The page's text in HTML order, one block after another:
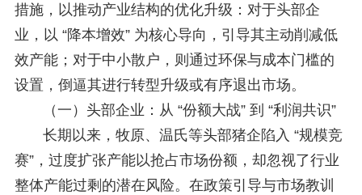
措施，以推动产业结构的优化升级：对于头部企
业，以 “降本增效” 为核心导向，引导其主动削减低
效产能；对于中小散户，则通过环保与成本门槛的
设置，倒逼其进行转型升级或有序退出市场。
（一）头部企业：从 “份额大战” 到 “利润共识”
长期以来，牧原、温氏等头部猪企陷入 “规模竞
赛”，过度扩张产能以抢占市场份额，却忽视了行业
整体产能过剩的潜在风险。在政策引导与市场教训